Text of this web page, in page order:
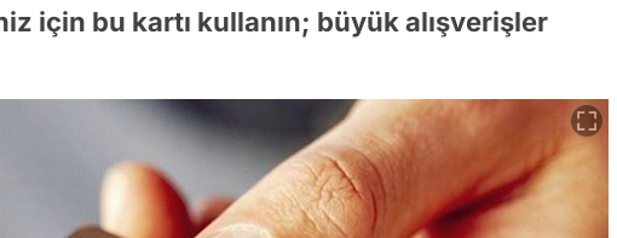
için bu kartı kullanın; büyük alışverişler